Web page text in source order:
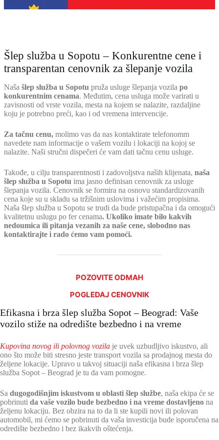
Šlep služba u Sopotu – Konkurentne cene i
transparentan cenovnik za šlepanje vozila
Naša šlep služba u Sopotu pruža usluge šlepanja vozila po
konkurentnim cenama. Međutim, cena usluga može varirati u
zavisnosti od vrste vozila, mesta na kojem se nalazite, razdaljine
koju je potrebno preći, kao i od vremena intervencije.
Za tačnu cenu, molimo vas da nas kontaktirate telefonomm
navedete nam informacije o vašem vozilu i lokaciji na kojoj se
nalazite. Naši stručni dispečeri će vam dati tačnu cenu usluge.
Takođe, u cilju transparentnosti i zadovoljstva naših klijenata, naša
šlep služba u Sopotu ima jasno definisan cenovnik za usluge
šlepanja vozila. Cenovnik se formira na osnovu standardizovanih
cena koje su u skladu sa tržišnim uslovima i važećim propisima.
Naša šlep služba u Sopotu se trudi da bude pristupačna i da omogući
kvalitetnu uslugu po fer cenama. Ukoliko imate bilo kakvih
nedoumica ili pitanja vezanih za naše cene, slobodno nas
kontaktirajte i rado ćemo vam pomoći.
POZOVITE ODMAH
POGLEDAJ CENOVNIK
Efikasna i brza šlep služba Sopot – Beograd: Vaše
vozilo stiže na odredište bezbedno i na vreme
Kupovina novog ili polovnog vozila je uvek uzbudljivo iskustvo, ali
ono što može biti stresno jeste transport vozila sa prodajnog mesta do
željene lokacije. Upravo u takvoj situaciji naša efikasna i brza šlep
služba Sopot – Beograd je tu da vam pomogne.
Sa dugogodišnjim iskustvom u oblasti šlep službe, naša ekipa će se
pobrinuti da vaše vozilo bude bezbedno i na vreme dostavljeno na
željenu lokaciju. Bez obzira na to da li ste kupili novi ili polovan
automobil, mi ćemo se pobrinuti da vaša investicija bude isporučena na
odredište bezbedno i bez ikakvih oštećenja.